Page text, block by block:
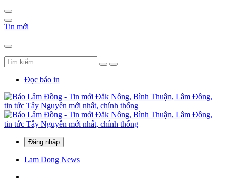
Tin mới
Đọc báo in
Đăng nhập
Lam Dong News